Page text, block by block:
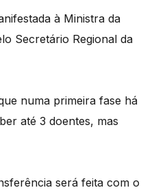
à Ministra da
Secretário Regional da
numa primeira fase há
até 3 doentes, mas
será feita com o